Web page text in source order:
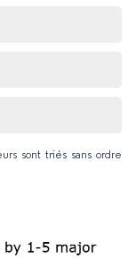
sont triés sans ordre